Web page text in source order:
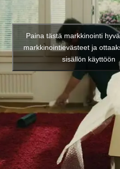
Paina tästä markkinointi
markkinointievästeet ja
sisällön käyttöön